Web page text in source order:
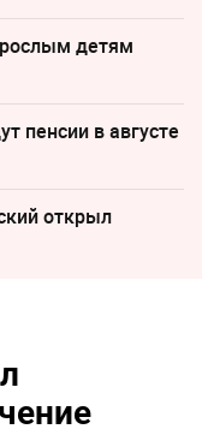
детям
пенсии в августе
открыл